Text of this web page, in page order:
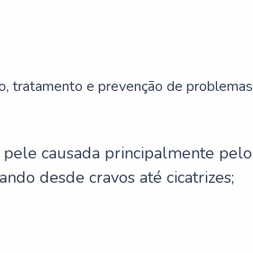
tratamento e prevenção de problemas
causada principalmente pelo
desde cravos até cicatrizes;